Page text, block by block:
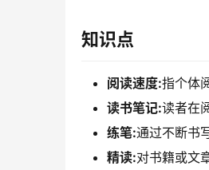
知识点
阅读速度:指个体
读书笔记:读者在
练笔:通过不断书
精读:对书籍或文